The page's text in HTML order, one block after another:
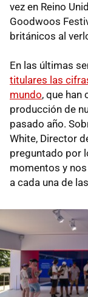
vez en Reino
Goodwoos
británicos al
En las últimas
titulares las
mundo, que han
producción de
pasado año.
White, Director
preguntado por
momentos y
a cada una de